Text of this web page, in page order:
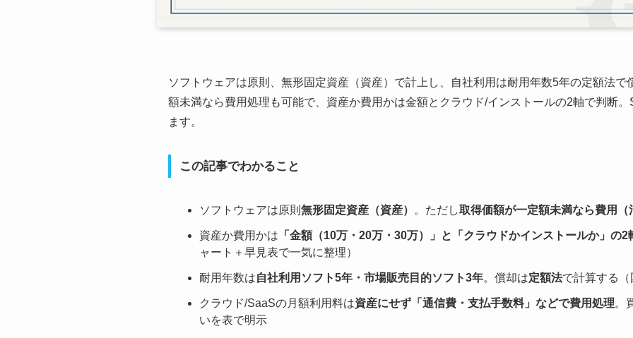
ソフトウェアは原則、無形固定資産（資産）で計上し、自社利用は耐用年数5年の定額法で
額未満なら費用処理も可能で、資産か費用かは金額とクラウド/インストールの2軸で判断
ます。
この記事でわかること
ソフトウェアは原則 無形固定資産（資産） 。ただし取得価額が一定額未満なら費用（
資産か費用かは 「金額（10万・20万・30万）」と「クラウドかインストールか」の2
ャート＋早見表で一気に整理）
耐用年数は自社利用ソフト5年・市場販売目的ソフト3年。償却は定額法で計算する
クラウド/SaaSの月額利用料は資産にせず「通信費・支払手数料」などで費用処理。
いを表で明示